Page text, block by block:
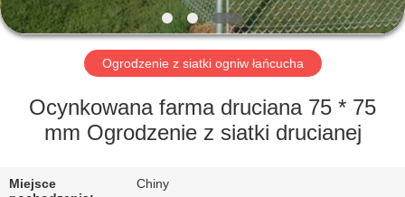
WYCIECZKA
FABRYCE
JAKOŚCI
Ogrodzenie z siatki ogniw łańcucha
Ocynkowana farma druciana 75 * 75
mm Ogrodzenie z siatki drucianej
Miejsce
Chiny